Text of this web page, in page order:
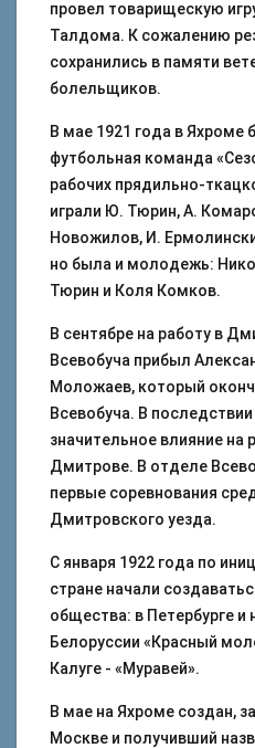
провел товарищескую
Талдома. К сожалению
сохранились в памяти
болельщиков.
В мае 1921 года в Яхроме
футбольная команда
рабочих прядильно-
играли Ю. Тюрин, А.
Новожилов, И.
но была и молодежь:
Тюрин и Коля Комков.
В сентябре на работу в
Всевобуча прибыл
Моложаев, который
Всевобуча. В
значительное влияние на
Дмитрове. В отделе
первые соревнования
Дмитровского уезда.
С января 1922 года по
стране начали
общества: в Петербурге и
Белоруссии «Красный
Калуге - «Муравей».
В мае на Яхроме создан,
Москве и получивший